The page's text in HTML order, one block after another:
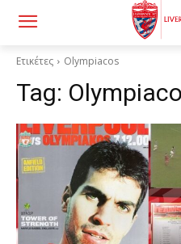
Ετικέτες Olympiacos
Tag: